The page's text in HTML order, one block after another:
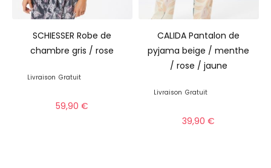
SCHIESSER Robe de
chambre gris / rose
Livraison Gratuit
59,90€
CALIDA Pantalon de
pyjama beige / menthe
/ rose / jaune
Livraison Gratuit
39,90€